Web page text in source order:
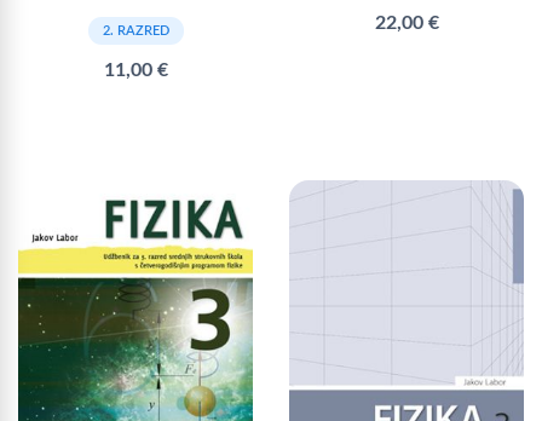
2. RAZRED
11,00 €
22,00 €